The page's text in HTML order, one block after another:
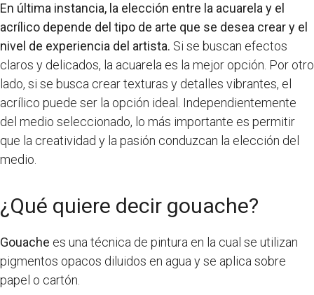
En última instancia, la elección entre la acuarela y el
acrílico depende del tipo de arte que se desea crear y el
nivel de experiencia del artista. Si se buscan efectos
claros y delicados, la acuarela es la mejor opción. Por otro
lado, si se busca crear texturas y detalles vibrantes, el
acrílico puede ser la opción ideal. Independientemente
del medio seleccionado, lo más importante es permitir
que la creatividad y la pasión conduzcan la elección del
medio.
¿Qué quiere decir gouache?
Gouache es una técnica de pintura en la cual se utilizan
pigmentos opacos diluidos en agua y se aplica sobre
papel o cartón.